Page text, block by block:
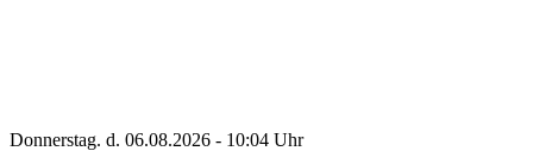
Donnerstag. d. 06.08.2026 - 10:04 Uhr